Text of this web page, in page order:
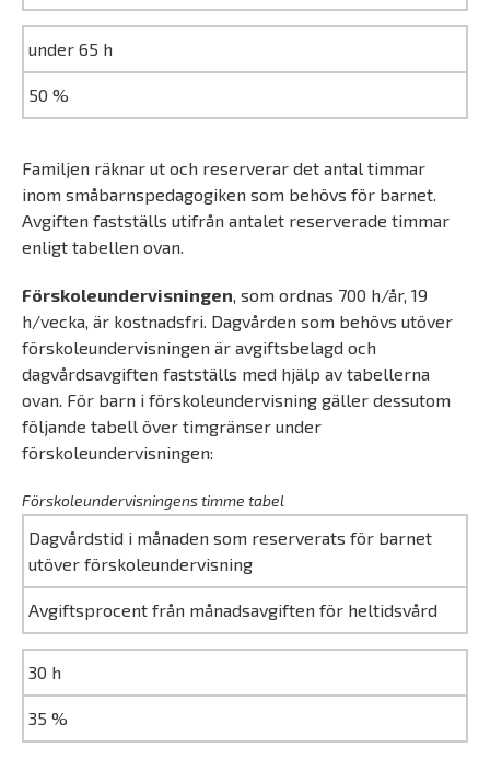
under 65 h
50 %
Familjen räknar ut och reserverar det antal timmar
inom småbarnspedagogiken som behövs för barnet.
Avgiften fastställs utifrån antalet reserverade timmar
enligt tabellen ovan.
Förskoleundervisningen, som ordnas 700 h/år, 19
h/vecka, är kostnadsfri. Dagvården som behövs utöver
förskoleundervisningen är avgiftsbelagd och
dagvårdsavgiften fastställs med hjälp av tabellerna
ovan. För barn i förskoleundervisning gäller dessutom
följande tabell över timgränser under
förskoleundervisningen:
Förskoleundervisningens timme tabel
Dagvårdstid i månaden som reserverats för barnet
utöver förskoleundervisning
Avgiftsprocent från månadsavgiften för heltidsvård
30 h
35 %